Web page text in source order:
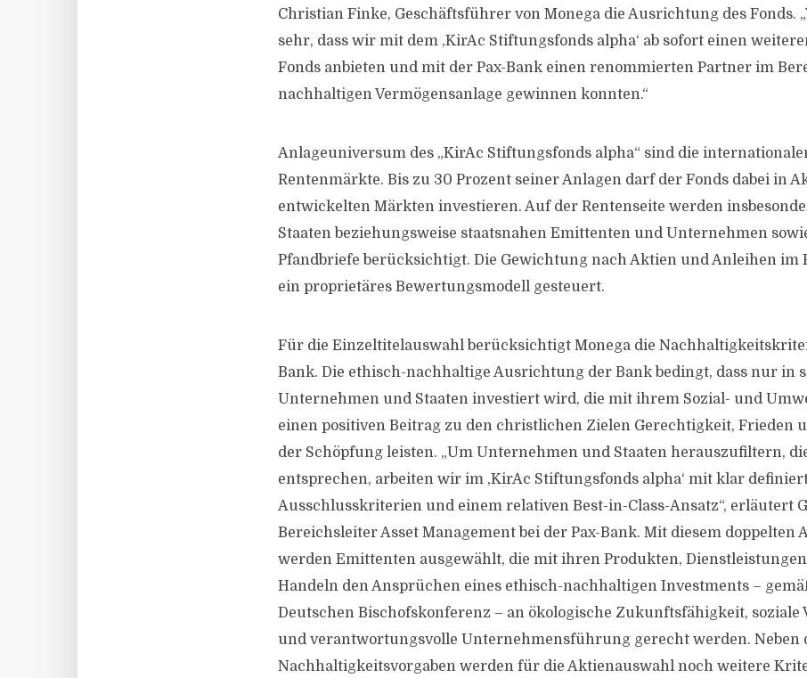
Christian Finke, Geschäftsführer von Monega die Ausrichtung des Fonds.
sehr, dass wir mit dem ,KirAc Stiftungsfonds alpha‘ ab sofort einen
Fonds anbieten und mit der Pax-Bank einen renommierten Partner im
nachhaltigen Vermögensanlage gewinnen konnten.“
Anlageuniversum des „KirAc Stiftungsfonds alpha“ sind die
Rentenmärkte. Bis zu 30 Prozent seiner Anlagen darf der Fonds dabei in
entwickelten Märkten investieren. Auf der Rentenseite werden
Staaten beziehungsweise staatsnahen Emittenten und Unternehmen
Pfandbriefe berücksichtigt. Die Gewichtung nach Aktien und Anleihen im
ein proprietäres Bewertungsmodell gesteuert.
Für die Einzeltitelauswahl berücksichtigt Monega die
Bank. Die ethisch-nachhaltige Ausrichtung der Bank bedingt, dass nur in
Unternehmen und Staaten investiert wird, die mit ihrem Sozial- und
einen positiven Beitrag zu den christlichen Zielen Gerechtigkeit, Frieden
der Schöpfung leisten. „Um Unternehmen und Staaten herauszufiltern,
entsprechen, arbeiten wir im ,KirAc Stiftungsfonds alpha‘ mit klar
Ausschlusskriterien und einem relativen Best-in-Class-Ansatz“, erläutert
Bereichsleiter Asset Management bei der Pax-Bank. Mit diesem doppelten
werden Emittenten ausgewählt, die mit ihren Produkten,
Handeln den Ansprüchen eines ethisch-nachhaltigen Investments –
Deutschen Bischofskonferenz – an ökologische Zukunftsfähigkeit, soziale
und verantwortungsvolle Unternehmensführung gerecht werden. Neben
Nachhaltigkeitsvorgaben werden für die Aktienauswahl noch weitere